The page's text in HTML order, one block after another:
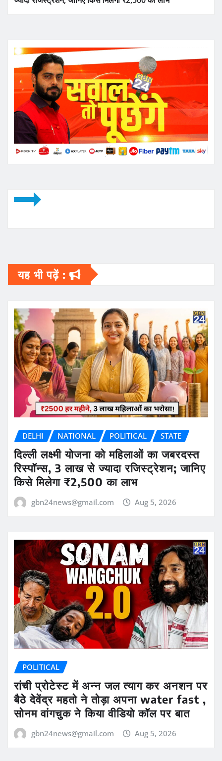
यह भी पढ़ें :
DELHI NATIONAL POLITICAL STATE
दिल्ली लक्ष्मी योजना को महिलाओं का जबरदस्त
रिस्पॉन्स, 3 लाख से ज्यादा रजिस्ट्रेशन; जानिए
किसे मिलेगा ₹2,500 का लाभ
gbn24news@gmail.com Aug 5, 2026
POLITICAL
रांची प्रोटेस्ट में अन्न जल त्याग कर अनशन पर
बैठे देवेंद्र महतो ने तोड़ा अपना water fast ,
सोनम वांगचुक ने किया वीडियो कॉल पर बात
gbn24news@gmail.com Aug 5, 2026